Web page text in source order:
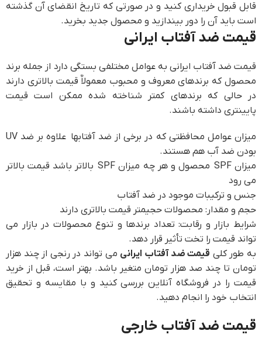
قابل قبول خریداری کنید و در صورتی که تاریخ انقضای آن گذشته
است باید آن را دور بیندازید و محصول جدید بخرید.
قیمت ضد آفتاب ایرانی
قیمت ضد آفتاب ایرانی به عوامل مختلفی بستگی دارد از جمله برند
محصول که برندهای معروف و محبوب معمولاٌ قیمت بالاتری دارند
در حالی که برندهای کمتر شناخته شده ممکن است قیمت
پایینتری داشته باشند.
میزان عوامل محافظتی که در برخی از ضد آفتابها علاوه بر ضد UV
بودن ضد آب هم هستند.
میزان SPF محصول و هر چه میزان SPF بالاتر باشد قیمت بالاتر
می رود
جنس و ترکیبات موجود در ضد آفتاب
حجم و مقدار: محصولات حجیمتر قیمت بالاتری دارند
شرایط بازار و رقابت: تعداد برندها و تنوع محصولات در بازار می
تواند قیمت را تخت تأثیر قرار دهد.
به طور کلی قیمت ضد آفتاب ایرانی می تواند در رنجی از چند هزار
تومان تا چند صد هزار تومان متغیر باشد. بهتر است، قبل از خرید
قیمت را در فروشگاه آنلاین بررسی کنید و با مقایسه و تحقیق
انتخاب خود را انجام دهید.
قیمت ضد آفتاب خارجی